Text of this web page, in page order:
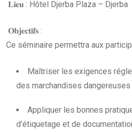
𝐋𝐢𝐞𝐮 : Hôtel Djerba Plaza – Djerba
𝐎𝐛𝐣𝐞𝐜𝐭𝐢𝐟𝐬 :
Ce séminaire permettra aux
Maîtriser les exigences
des marchandises dangereuses
Appliquer les bonnes
d’étiquetage et de